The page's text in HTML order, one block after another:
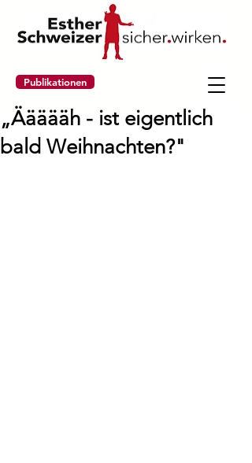
Publikationen
„Äääääh - ist eigentlich
bald Weihnachten?"